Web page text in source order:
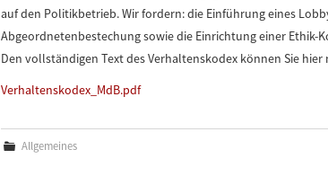
auf den Politikbetrieb. Wir fordern: die Einführung eines
Abgeordnetenbestechung sowie die Einrichtung einer Ethik-
Den vollständigen Text des Verhaltenskodex können Sie hier
Verhaltenskodex_MdB.pdf
Allgemeines